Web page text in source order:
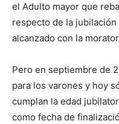
el Adulto mayor que
respecto de la
alcanzado con la
Pero en septiembre de
para los varones y hoy
cumplan la edad
como fecha de